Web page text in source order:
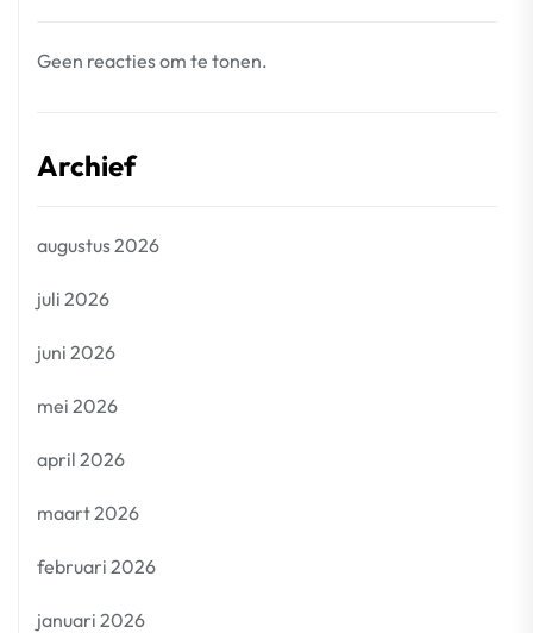
Geen reacties om te tonen.
Archief
augustus 2026
juli 2026
juni 2026
mei 2026
april 2026
maart 2026
februari 2026
januari 2026